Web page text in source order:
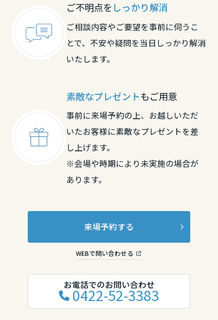
ご不明点を しっかり解消
ご相談内容やご要望を事前に伺うこ
とで、不安や疑問を当日しっかり解消
いたします。
素敵なプレゼントもご用意
事前に来場予約の上、お越しいただ
いたお客様に素敵なプレゼントを差
し上げます。
※会場や時期により未実施の場合が
あります。
来場予約する
WEBで問い合わせる
お電話でのお問い合わせ
0422-52-3383
鳥取県
香川県
愛媛県